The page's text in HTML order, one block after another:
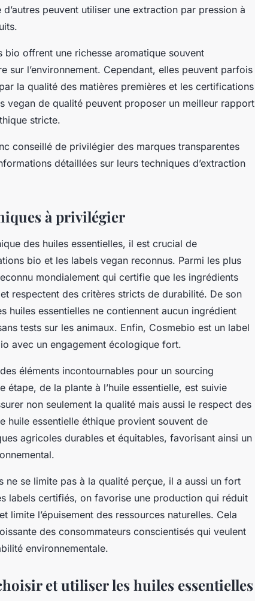
peuvent utiliser une extraction par pression à
offrent une richesse aromatique souvent
sur l’environnement. Cependant, elles peuvent parfois
la qualité des matières premières et les certifications
vegan de qualité peuvent proposer un meilleur rapport
stricte.
conseillé de privilégier des marques transparentes
détaillées sur leurs techniques d’extraction
à privilégier
des huiles essentielles, il est crucial de
bio et les labels vegan reconnus. Parmi les plus
mondialement qui certifie que les ingrédients
respectent des critères stricts de durabilité. De son
huiles essentielles ne contiennent aucun ingrédient
tests sur les animaux. Enfin, Cosmebio est un label
avec un engagement écologique fort.
éléments incontournables pour un sourcing
étape, de la plante à l’huile essentielle, est suivie
non seulement la qualité mais aussi le respect des
huile essentielle éthique provient souvent de
agricoles durables et équitables, favorisant ainsi un
ne se limite pas à la qualité perçue, il a aussi un fort
labels certifiés, on favorise une production qui réduit
limite l’épuisement des ressources naturelles. Cela
des consommateurs conscientisés qui veulent
environnementale.
et utiliser les huiles essentielles